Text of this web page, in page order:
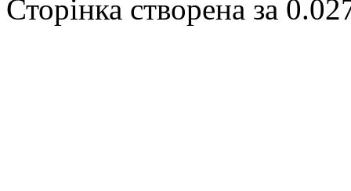
Сторінка створена за